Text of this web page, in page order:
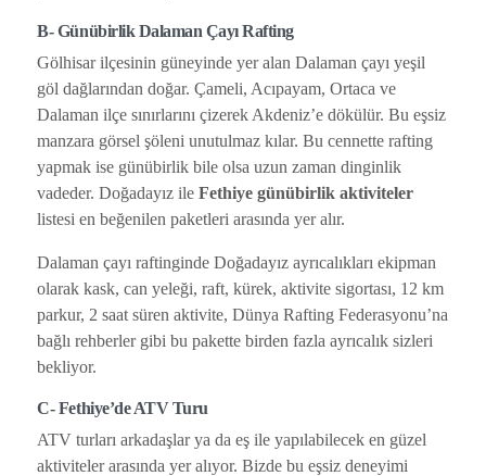
B- Günübirlik Dalaman Çayı Rafting
Gölhisar ilçesinin güneyinde yer alan Dalaman çayı yeşil
göl dağlarından doğar. Çameli, Acıpayam, Ortaca ve
Dalaman ilçe sınırlarını çizerek Akdeniz’e dökülür. Bu eşsiz
manzara görsel şöleni unutulmaz kılar. Bu cennette rafting
yapmak ise günübirlik bile olsa uzun zaman dinginlik
vadeder. Doğadayız ileFethiye günübirlik aktiviteler
listesi en beğenilen paketleri arasında yer alır.
Dalaman çayı raftinginde Doğadayız ayrıcalıkları ekipman
olarak kask, can yeleği, raft, kürek, aktivite sigortası, 12 km
parkur, 2 saat süren aktivite, Dünya Rafting Federasyonu’na
bağlı rehberler gibi bu pakette birden fazla ayrıcalık sizleri
bekliyor.
C- Fethiye’de ATV Turu
ATV turları arkadaşlar ya da eş ile yapılabilecek en güzel
aktiviteler arasında yer alıyor. Bizde bu eşsiz deneyimi